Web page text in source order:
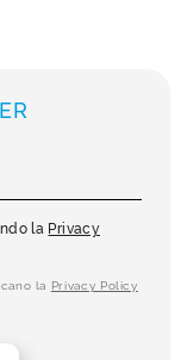
la Privacy
la Privacy Policy